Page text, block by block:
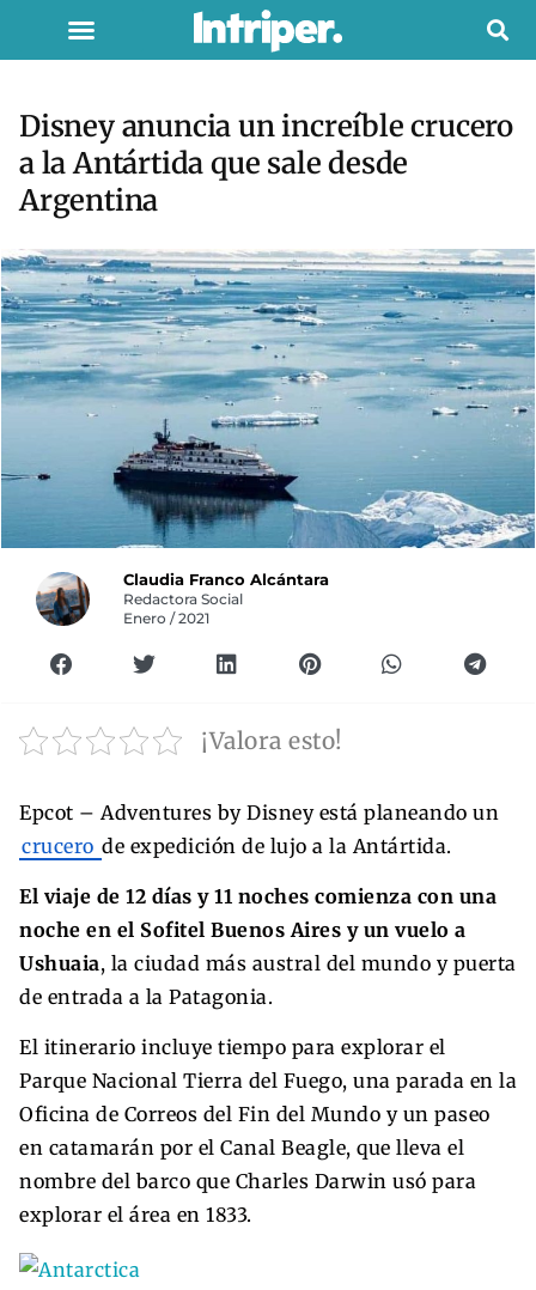
Disney anuncia un increíble crucero
a la Antártida que sale desde
Argentina
Claudia Franco Alcántara
Redactora Social
Enero / 2021
¡Valora esto!
Epcot – Adventures by Disney está planeando un
crucero de expedición de lujo a la Antártida.
El viaje de 12 días y 11 noches comienza con una
noche en el Sofitel Buenos Aires y un vuelo a
Ushuaia, la ciudad más austral del mundo y puerta
de entrada a la Patagonia.
El itinerario incluye tiempo para explorar el
Parque Nacional Tierra del Fuego, una parada en la
Oficina de Correos del Fin del Mundo y un paseo
en catamarán por el Canal Beagle, que lleva el
nombre del barco que Charles Darwin usó para
explorar el área en 1833.